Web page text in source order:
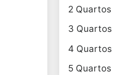
2 Quartos
3 Quartos
4 Quartos
5 Quartos